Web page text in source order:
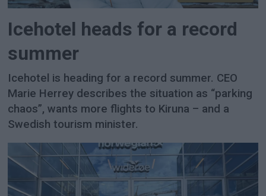
Icehotel heads for a record
summer
Icehotel is heading for a record summer. CEO
Marie Herrey describes the situation as “parking
chaos”, wants more flights to Kiruna – and a
Swedish tourism minister.